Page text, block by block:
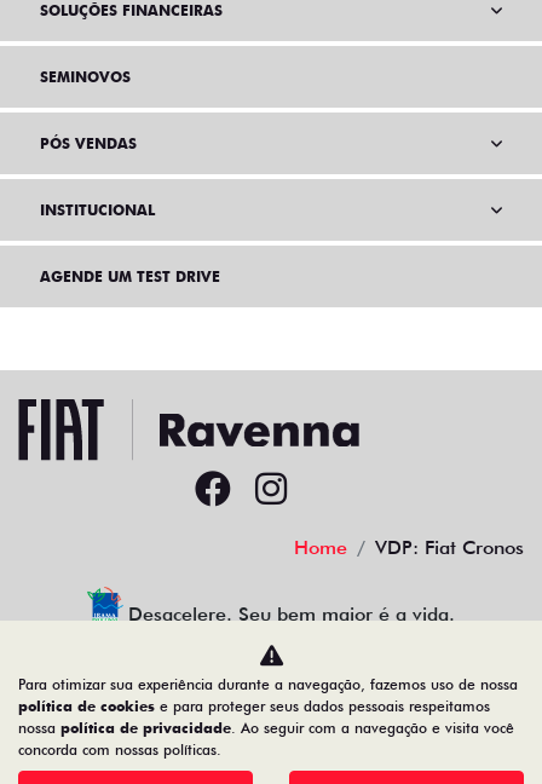
SOLUÇÕES FINANCEIRAS
SEMINOVOS
PÓS VENDAS
INSTITUCIONAL
AGENDE UM TEST DRIVE
Home VDP: Fiat Cronos
Desacelere. Seu bem maior é a vida.
30.941.270/0002-49
Para otimizar sua experiência durante a navegação, fazemos uso de nossa
política de cookies e para proteger seus dados pessoais respeitamos
nossa política de privacidade. Ao seguir com a navegação e visita você
concorda com nossas políticas.